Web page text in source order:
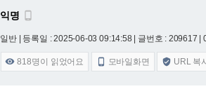
익명 
일반 | 등록일 : 2025-06-03 09:14:58 | 글번호 : 209617 |
 818명이 읽었어요  모바일화면  URL 복